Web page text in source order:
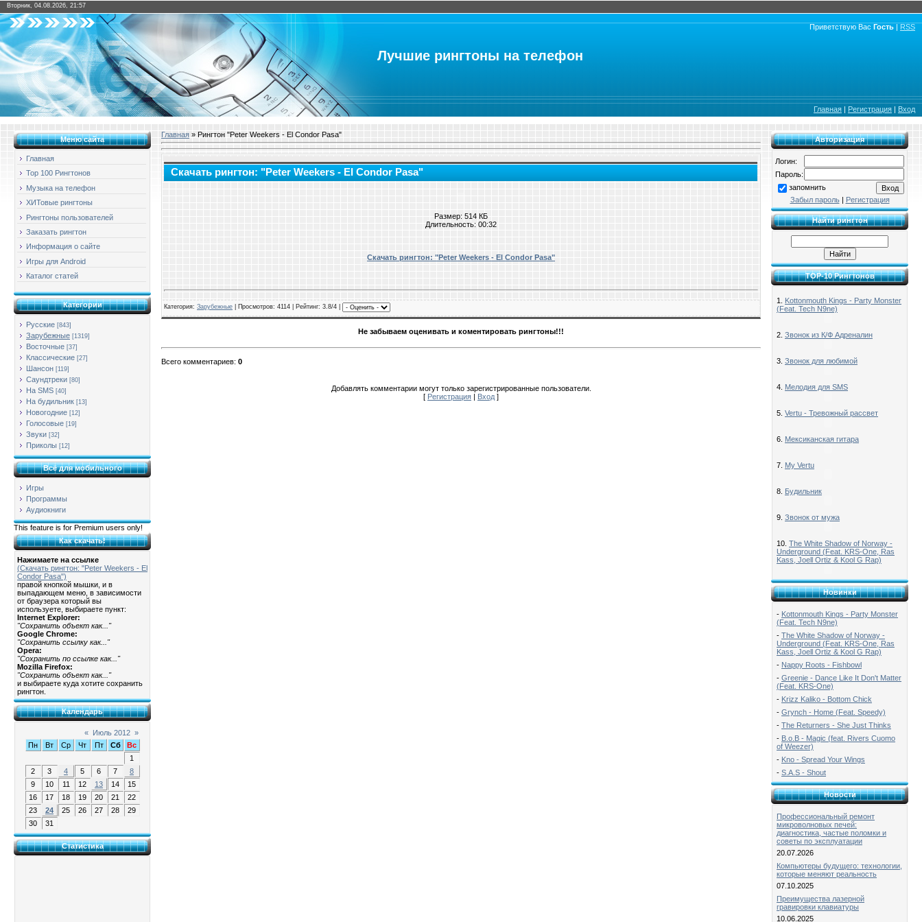
Вторник, 04.08.2026, 21:57
Приветствую Вас Гость | RSS
Лучшие рингтоны на телефон
Главная | Регистрация | Вход
Меню сайта
Главная
Top 100 Рингтонов
Музыка на телефон
ХИТовые рингтоны
Рингтоны пользователей
Заказать рингтон
Информация о сайте
Игры для Android
Каталог статей
Категории
Русские [843]
Зарубежные [1319]
Восточные [37]
Классические [27]
Шансон [119]
Саундтреки [80]
На SMS [40]
На будильник [13]
Новогодние [12]
Голосовые [19]
Звуки [32]
Приколы [12]
Всё для мобильного
Игры
Программы
Аудиокниги
This feature is for Premium users only!
Как скачать!
Нажимаете на ссылке
(Скачать рингтон: "Peter Weekers - El
Condor Pasa")
правой кнопкой мышки, и в
выпадающем меню, в зависимости
от браузера который вы
используете, выбираете пункт:
Internet Explorer:
"Сохранить объект как..."
Google Chrome:
"Сохранить ссылку как..."
Opera:
"Сохранить по ссылке как..."
Mozilla Firefox:
"Сохранить объект как..."
и выбираете куда хотите сохранить
рингтон.
Календарь
« Июль 2012 »
Пн
Вт Ср Чт Пт Сб
Вс
1
2
3 4 5 6 7
8
9
10 11 12 13 14
15
16
17 18 19 20 21
22
23
24 25 26 27 28
29
30
31
Статистика
Главная » Рингтон "Peter Weekers - El Condor Pasa"
Скачать рингтон: "Peter Weekers - El Condor Pasa"
Размер: 514 КБ
Длительность: 00:32
Скачать рингтон: "Peter Weekers - El Condor Pasa"
Категория: Зарубежные Просмотров: 4114 | Рейтинг: 3.8/4 |
Не забываем оценивать и коментировать рингтоны!!!
Всего комментариев: 0
Добавлять комментарии могут только зарегистрированные пользователи.
[ Регистрация | Вход ]
Авторизация
Логин:
Пароль:
запомнить
Забыл пароль| Регистрация
Найти рингтон
TOP-10 Рингтонов
1. Kottonmouth Kings - Party Monster
(Feat. Tech N9ne)
2. Звонок из К/Ф Адреналин
3. Звонок для любимой
4. Мелодия для SMS
5. Vertu - Тревожный рассвет
6. Мексиканская гитара
7. My Vertu
8. Будильник
9. Звонок от мужа
10. The White Shadow of Norway -
Underground (Feat. KRS-One, Ras
Kass, Joell Ortiz & Kool G Rap)
Новинки
- Kottonmouth Kings - Party Monster
(Feat. Tech N9ne)
- The White Shadow of Norway -
Underground (Feat. KRS-One, Ras
Kass, Joell Ortiz & Kool G Rap)
- Nappy Roots - Fishbowl
- Greenie - Dance Like It Don't Matter
(Feat. KRS-One)
- Krizz Kaliko - Bottom Chick
- Grynch - Home (Feat. Speedy)
- The Returners - She Just Thinks
- B.o.B - Magic (feat. Rivers Cuomo
of Weezer)
- Kno - Spread Your Wings
- S.A.S - Shout
Новости
Профессиональный ремонт
микроволновых печей:
диагностика, частые поломки и
советы по эксплуатации
20.07.2026
Компьютеры будущего: технологии,
которые меняют реальность
07.10.2025
Преимущества лазерной
гравировки клавиатуры
10.06.2025